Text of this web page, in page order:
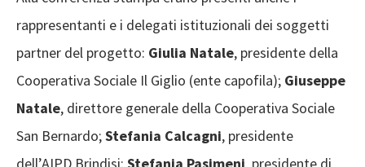
rappresentanti e i delegati istituzionali dei soggetti
partner del progetto: Giulia Natale, presidente della
Cooperativa Sociale Il Giglio (ente capofila); Giuseppe
Natale, direttore generale della Cooperativa Sociale
San Bernardo;Stefania Calcagni, presidente